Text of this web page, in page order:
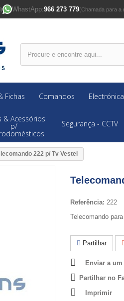
WhastApp:966 273 779(Chamada para a
Fichas Comandos Electrónica
& Acessórios
p/ Segurança - CCTV
222 p/ Tv Vestel
Referência: 222
Telecomando
Partilhar
Enviar a
Partilhar no
Imprimir